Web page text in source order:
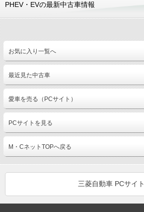
PHEV・EVの最新中古車情報
お気に入り一覧へ
最近見た中古車
愛車を売る（PCサイト）
PCサイトを見る
M・CネットTOPへ戻る
三菱自動車 PCサイト